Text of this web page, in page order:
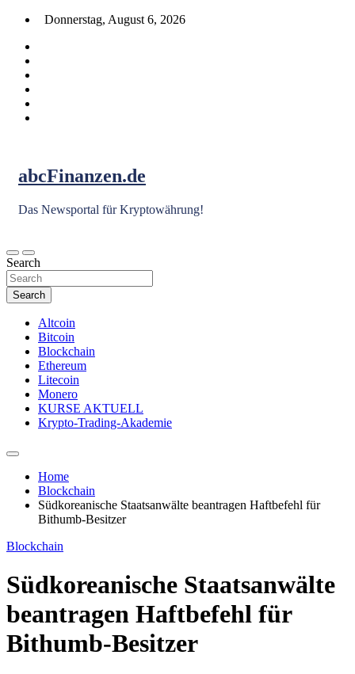
Skip
content
Donnerstag, August 6, 2026
abcFinanzen.de
Das Newsportal für Kryptowährung!
Search
Search
Altcoin
Bitcoin
Blockchain
Ethereum
Litecoin
Monero
KURSE AKTUELL
Krypto-Trading-Akademie
Home
Blockchain
Südkoreanische Staatsanwälte beantragen Haftbefehl für
Bithumb-Besitzer
Blockchain
Südkoreanische Staatsanwälte
beantragen Haftbefehl für
Bithumb-Besitzer